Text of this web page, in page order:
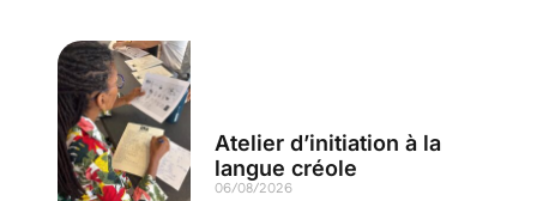
Atelier d’initiation à la
langue créole
06/08/2026